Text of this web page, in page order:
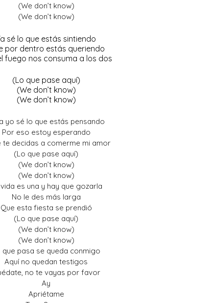
(We don’t know)
(We don’t know)
sé lo que estás sintiendo
por dentro estás queriendo
fuego nos consuma a los dos
(Lo que pase aquí)
(We don’t know)
(We don’t know)
yo sé lo que estás pensando
Por eso estoy esperando
te decidas a comerme mi amor
(Lo que pase aquí)
(We don’t know)
(We don’t know)
es una y hay que gozarla
No le des más larga
Que esta fiesta se prendió
(Lo que pase aquí)
(We don’t know)
(We don’t know)
que pasa se queda conmigo
Aquí no quedan testigos
no te vayas por favor
Ay
Apriétame